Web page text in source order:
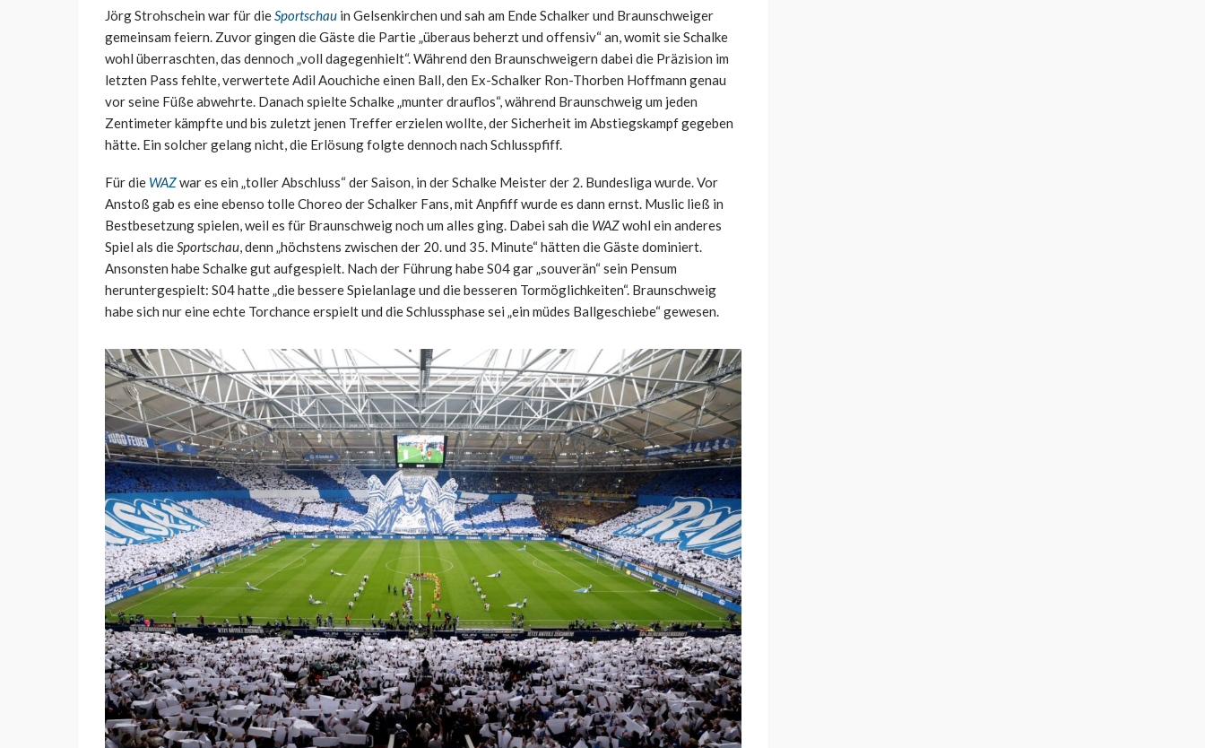
Jörg Strohschein war für dieSportschau in Gelsenkirchen und sah am Ende Schalker und Braunschweiger
gemeinsam feiern. Zuvor gingen die Gäste die Partie „überaus beherzt und offensiv“ an, womit sie Schalke
wohl überraschten, das dennoch „voll dagegenhielt“. Während den Braunschweigern dabei die Präzision im
letzten Pass fehlte, verwertete Adil Aouchiche einen Ball, den Ex-Schalker Ron-Thorben Hoffmann genau
vor seine Füße abwehrte. Danach spielte Schalke „munter drauflos“, während Braunschweig um jeden
Zentimeter kämpfte und bis zuletzt jenen Treffer erzielen wollte, der Sicherheit im Abstiegskampf gegeben
hätte. Ein solcher gelang nicht, die Erlösung folgte dennoch nach Schlusspfiff.
Für die WAZwar es ein „toller Abschluss“ der Saison, in der Schalke Meister der 2. Bundesliga wurde. Vor
Anstoß gab es eine ebenso tolle Choreo der Schalker Fans, mit Anpfiff wurde es dann ernst. Muslic ließ in
Bestbesetzung spielen, weil es für Braunschweig noch um alles ging. Dabei sah die WAZwohl ein anderes
Spiel als dieSportschau, denn „höchstens zwischen der 20. und 35. Minute“ hätten die Gäste dominiert.
Ansonsten habe Schalke gut aufgespielt. Nach der Führung habe S04 gar „souverän“ sein Pensum
heruntergespielt: S04 hatte „die bessere Spielanlage und die besseren Tormöglichkeiten“. Braunschweig
habe sich nur eine echte Torchance erspielt und die Schlussphase sei „ein müdes Ballgeschiebe“ gewesen.